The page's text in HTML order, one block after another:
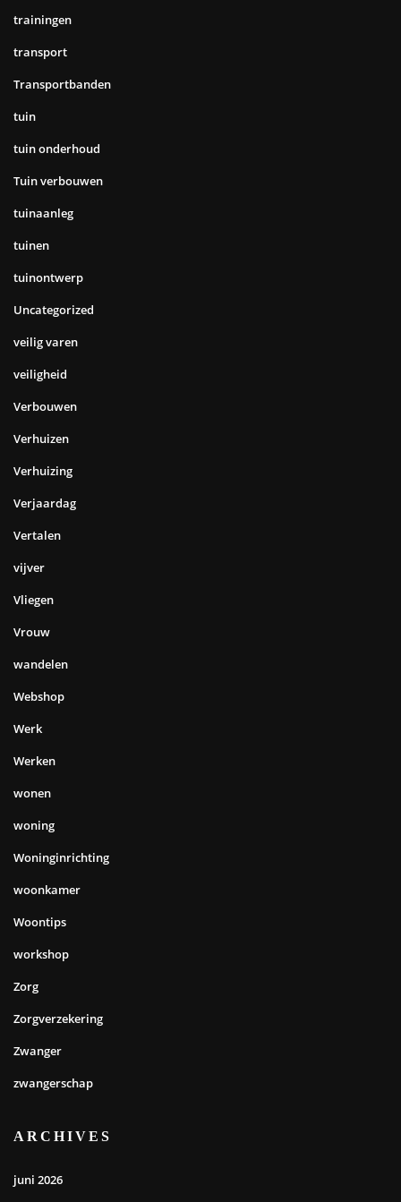
trainingen
transport
Transportbanden
tuin
tuin onderhoud
Tuin verbouwen
tuinaanleg
tuinen
tuinontwerp
Uncategorized
veilig varen
veiligheid
Verbouwen
Verhuizen
Verhuizing
Verjaardag
Vertalen
vijver
Vliegen
Vrouw
wandelen
Webshop
Werk
Werken
wonen
woning
Woninginrichting
woonkamer
Woontips
workshop
Zorg
Zorgverzekering
Zwanger
zwangerschap
ARCHIVES
juni 2026